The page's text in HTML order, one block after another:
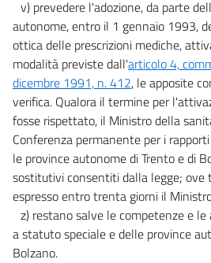
v) prevedere l'adozione, da parte
autonome, entro il 1 gennaio 1993,
ottica delle prescrizioni mediche,
modalità previste dall'articolo 4,
dicembre 1991, n. 412, le apposite
verifica. Qualora il termine per
fosse rispettato, il Ministro della
Conferenza permanente per i
le province autonome di Trento e di
sostitutivi consentiti dalla legge; ove
espresso entro trenta giorni il
z) restano salve le competenze e
a statuto speciale e delle province
Bolzano.